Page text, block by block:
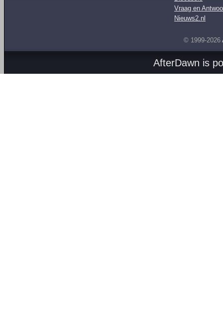
Vraag en
Nieuws2.nl
© 1999-2026
AfterDawn is